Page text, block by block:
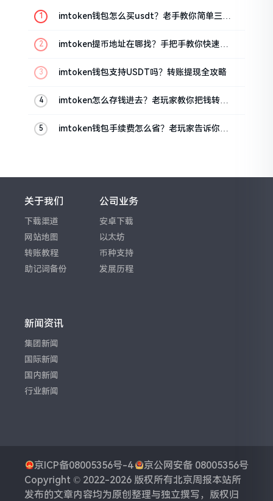
imtoken钱包怎么买usdt？老手教你简单三步
imtoken提币地址在哪找？手把手教你快速查
imtoken钱包支持USDT吗？转账提现全攻略
imtoken怎么存钱进去？老玩家教你把钱转进
imtoken钱包手续费怎么省？老玩家告诉你几
关于我们
下载渠道
网站地图
转账教程
助记词备份
公司业务
安卓下载
以太坊
币种支持
发展历程
新闻资讯
集团新闻
国际新闻
国内新闻
行业新闻
京ICP备08005356号-4
京公网安备 08005356号
Copyright © 2022-2026 版权所有北京周报本站所
发布的文章内容均为原创整理与独立撰写，版权归